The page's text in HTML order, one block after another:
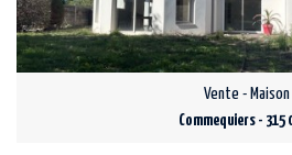
Vente - Maison
Commequiers - 315